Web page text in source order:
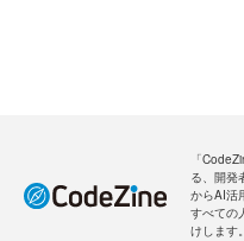
「
る、開発
からAI活
すべての
けします。